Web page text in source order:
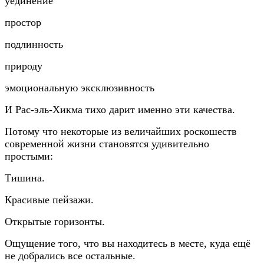
простор
подлинность
природу
эмоциональную эксклюзивность
И Рас-эль-Хикма тихо дарит именно эти качества.
Потому что некоторые из величайших роскошеств
современной жизни становятся удивительно
простыми:
Тишина.
Красивые пейзажи.
Открытые горизонты.
Ощущение того, что вы находитесь в месте, куда ещё
не добрались все остальные.